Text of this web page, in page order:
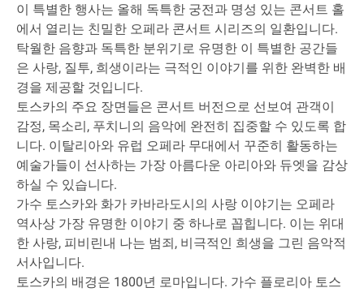
이 특별한 행사는 올해 독특한 궁전과 명성 있는 콘서트 홀
에서 열리는 친밀한 오페라 콘서트 시리즈의 일환입니다.
탁월한 음향과 독특한 분위기로 유명한 이 특별한 공간들
은 사랑, 질투, 희생이라는 극적인 이야기를 위한 완벽한 배
경을 제공할 것입니다.
토스카의 주요 장면들은 콘서트 버전으로 선보여 관객이
감정, 목소리, 푸치니의 음악에 완전히 집중할 수 있도록 합
니다. 이탈리아와 유럽 오페라 무대에서 꾸준히 활동하는
예술가들이 선사하는 가장 아름다운 아리아와 듀엣을 감상
하실 수 있습니다.
가수 토스카와 화가 카바라도시의 사랑 이야기는 오페라
역사상 가장 유명한 이야기 중 하나로 꼽힙니다. 이는 위대
한 사랑, 피비린내 나는 범죄, 비극적인 희생을 그린 음악적
서사입니다.
토스카의 배경은 1800년 로마입니다. 가수 플로리아 토스